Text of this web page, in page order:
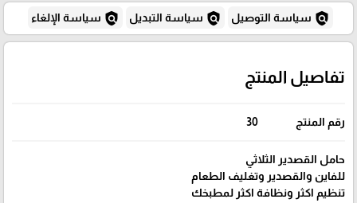
policy سياسة التوصيل policy سياسة التبديل policy سياسة الإلغاء
تفاصيل المنتج
رقم المنتج 30
حامل القصدير الثلاثي
للفاين والقصدير وتغليف الطعام
تنظيم اكثر ونظافة اكثر لمطبخك